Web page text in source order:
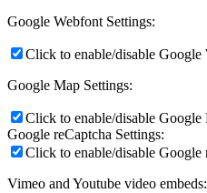
Google Webfont Settings:
Click to enable/disable Google
Google Map Settings:
Click to enable/disable Google
Google reCaptcha Settings:
Click to enable/disable Google
Vimeo and Youtube video embeds: